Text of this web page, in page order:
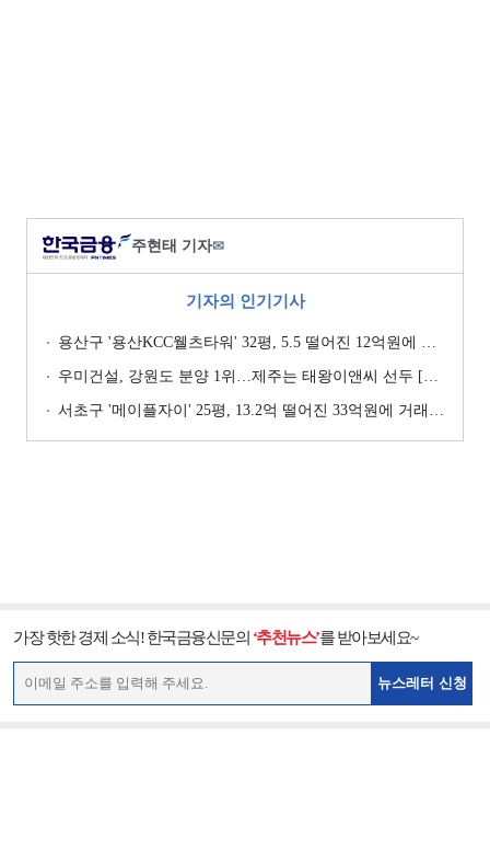
주현태 기자✉
기자의 인기기사
용산구 '용산KCC웰츠타워' 32평, 5.5 떨어진 12억원에 거래 [일일 하락가]
우미건설, 강원도 분양 1위…제주는 태왕이앤씨 선두 [이 지역 분양왕-강원·제주]
서초구 '메이플자이' 25평, 13.2억 떨어진 33억원에 거래 [일일 하락가]
가장 핫한 경제 소식! 한국금융신문의 ‘추천뉴스’를 받아보세요~
뉴스레터 신청